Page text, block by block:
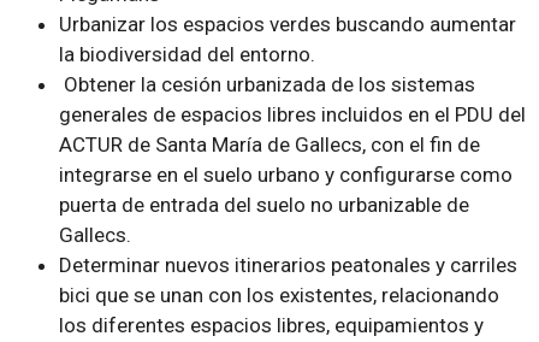
Urbanizar los espacios verdes buscando aumentar
la biodiversidad del entorno.
Obtener la cesión urbanizada de los sistemas
generales de espacios libres incluidos en el PDU del
ACTUR de Santa María de Gallecs, con el fin de
integrarse en el suelo urbano y configurarse como
puerta de entrada del suelo no urbanizable de
Gallecs.
Determinar nuevos itinerarios peatonales y carriles
bici que se unan con los existentes, relacionando
los diferentes espacios libres, equipamientos y